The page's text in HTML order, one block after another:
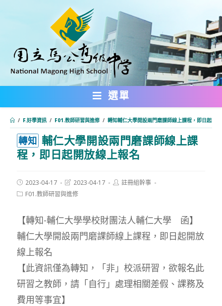
內
選單
/ F.好學資訊 / F01.教師研習與進修 / 轉知輔仁大學開設兩門磨課師線上課程，即日起開
轉知 輔仁大學開設兩門磨課師線上課
程，即日起開放線上報名
Post
published:
2023-04-17
Post
last
modified:
2023-04-17
Post註冊組幹事
PostF01.教師研習與進修
【轉知-輔仁大學學校財團法人輔仁大學 函】
輔仁大學開設兩門磨課師線上課程，即日起開放
線上報名
【此資訊僅為轉知，「非」校派研習，欲報名此
研習之教師，請「自行」處理相關差假、課務及
費用等事宜】